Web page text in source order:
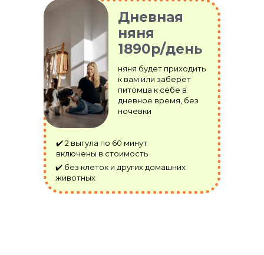
✔️ 2 выгула по 60 минут
включены в стоимость
✔️ без клеток и других домашних
животных
Дневная
няня
1890р/день
няня будет приходить
к вам или заберет
питомца к себе в
дневное время, без
ночевки